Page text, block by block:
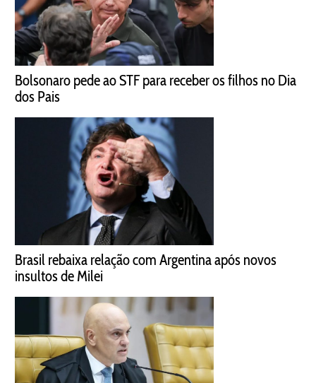
Bolsonaro pede ao STF para receber os filhos no Dia
dos Pais
Brasil rebaixa relação com Argentina após novos
insultos de Milei